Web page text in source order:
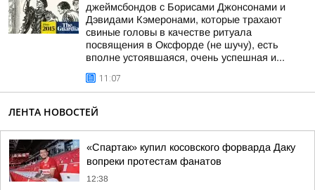
джеймсбондов с Борисами Джонсонами и
Дэвидами Кэмеронами, которые трахают
свиные головы в качестве ритуала
посвящения в Оксфорде (не шучу), есть
вполне устоявшаяся, очень успешная и...
11:07
ЛЕНТА НОВОСТЕЙ
«Спартак» купил косовского форварда Даку
вопреки протестам фанатов
12:38